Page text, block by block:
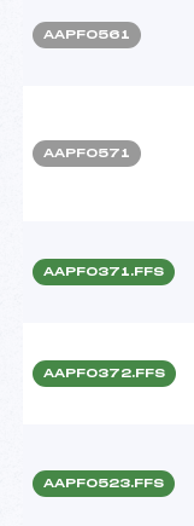
AAPF0561
AAPF0571
AAPF0371.FFS
AAPF0372.FFS
AAPF0523.FFS